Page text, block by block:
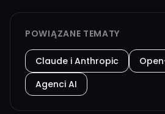
POWIĄZANE TEMATY
Claude i Anthropic
Agenci AI